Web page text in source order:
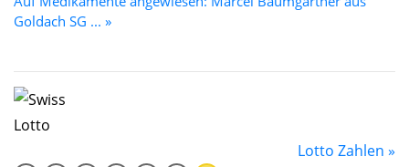
Goldach SG ... »
Lotto Zahlen »